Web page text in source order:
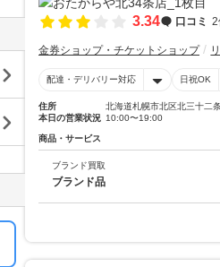
3.34 口コミ 2
金券ショップ・チケットショップ
配達・デリバリー対応 日祝OK
住所
北海道札幌市北区北三十二
本日の営業状況 10:00〜19:00
商品・サービス
ブランド買取
ブランド品